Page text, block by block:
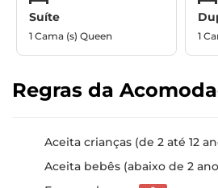
Suíte
1 Cama (s) Queen 1
Regras da
Aceita crianças (de 2 até 12
Aceita bebês (abaixo de 2